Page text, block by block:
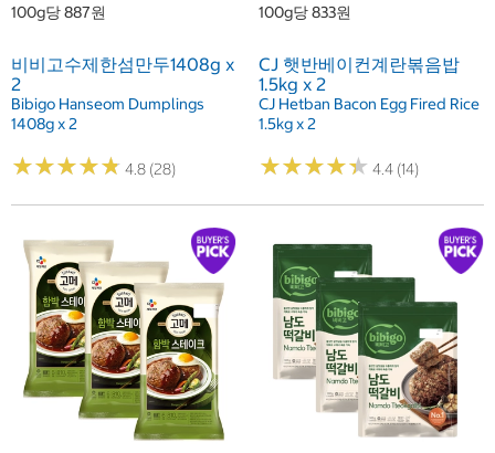
100g당 887원
비비고수제한섬만두1408g x
2
Bibigo Hanseom Dumplings
1408g x 2
★★★★★
★★★★★ 4.8 (28)
100g당 833원
CJ 햇반베이컨계란볶음밥
1.5kg x 2
CJ Hetban Bacon Egg Fired Rice
1.5kg x 2
★★★★★
★★★★★ 4.4 (14)